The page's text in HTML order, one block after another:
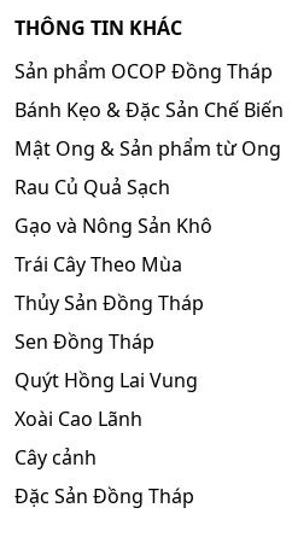
THÔNG TIN KHÁC
Sản phẩm OCOP Đồng Tháp
Bánh Kẹo & Đặc Sản Chế Biến
Mật Ong & Sản phẩm từ Ong
Rau Củ Quả Sạch
Gạo và Nông Sản Khô
Trái Cây Theo Mùa
Thủy Sản Đồng Tháp
Sen Đồng Tháp
Quýt Hồng Lai Vung
Xoài Cao Lãnh
Cây cảnh
Đặc Sản Đồng Tháp